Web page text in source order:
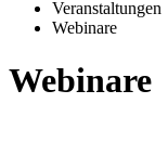
Veranstaltungen
Webinare
Webinare